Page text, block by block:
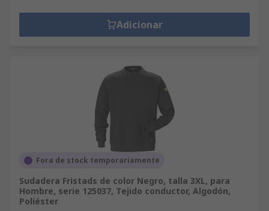
Adicionar
Fora de stock temporariamente
Sudadera Fristads de color Negro, talla 3XL, para
Hombre, serie 125037, Tejido conductor, Algodón,
Poliéster